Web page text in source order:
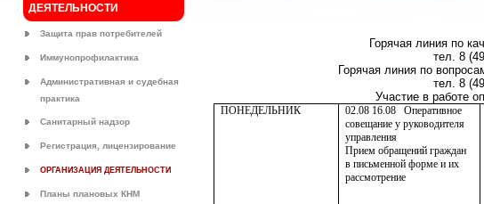
ДЕЯТЕЛЬНОСТИ
Защита прав потребителей
Иммунопрофилактика
Административная и судебная
практика
Санитарный надзор
Регистрация, лицензирование
ОРГАНИЗАЦИЯ ДЕЯТЕЛЬНОСТИ
Планы плановых КНМ
Горячая линия по
тел. 8
Горячая линия по
тел. 8
Участие в работе
ПОНЕДЕЛЬНИК 02.08 16.08
Оперативное
совещание у руководителя
управления
Прием обращений граждан
в письменной форме и их
рассмотрение